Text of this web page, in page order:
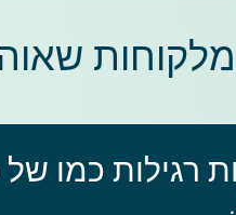
רגילות כמו